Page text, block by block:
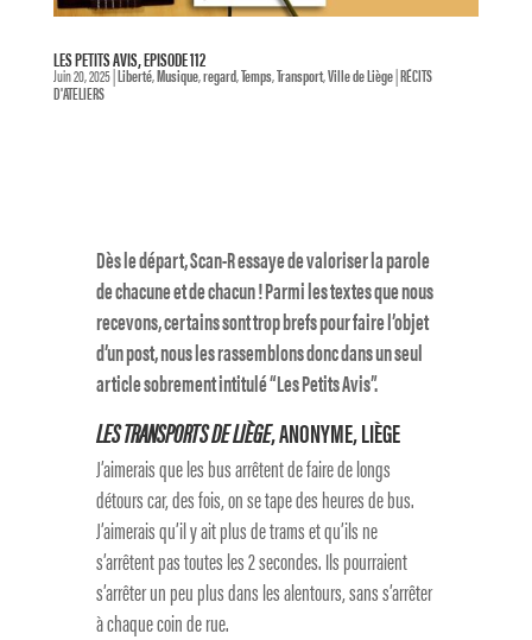
LES PETITS AVIS, EPISODE 112
Juin 20, 2025|Liberté,Musique,regard,Temps,Transport,Ville de Liège|RÉCITS
D'ATELIERS
Dès le départ, Scan-R essaye de valoriser la parole
de chacune et de chacun ! Parmi les textes que nous
recevons, certains sont trop brefs pour faire l’objet
d’un post, nous les rassemblons donc dans un seul
article sobrement intitulé “Les Petits Avis”.
LES TRANSPORTS DE LIÈGE, ANONYME, LIÈGE
J’aimerais que les bus arrêtent de faire de longs
détours car, des fois, on se tape des heures de bus.
J’aimerais qu’il y ait plus de trams et qu’ils ne
s’arrêtent pas toutes les 2 secondes. Ils pourraient
s’arrêter un peu plus dans les alentours, sans s’arrêter
à chaque coin de rue.